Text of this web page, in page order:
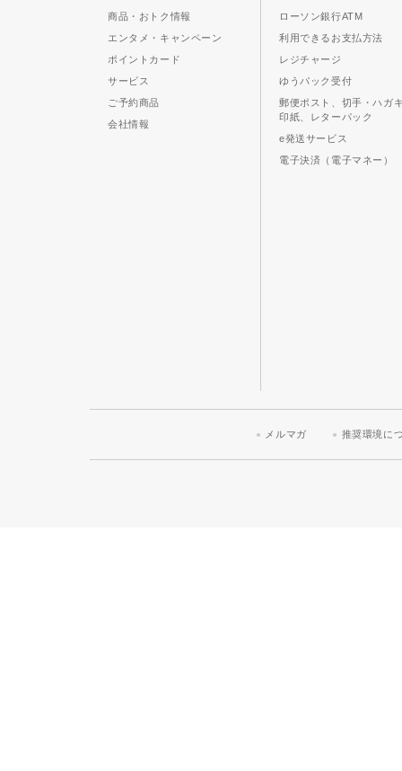
商品・おトク情報
エンタメ・キャンペーン
ポイントカード
サービス
ご予約商品
会社情報
ローソン銀行ATM
利用できるお支払方法
レジチャージ
ゆうパック受付
郵便ポスト、切手・ハガ
印紙、レターパック
e発送サービス
電子決済（電子マネー）
メルマガ 推奨環境に